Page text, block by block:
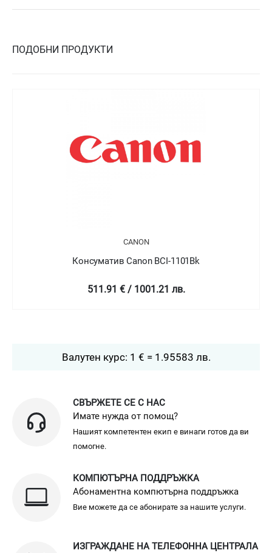
ПОДОБНИ ПРОДУКТИ
CANON
Консуматив Canon BCI-1101Bk
511.91 € / 1001.21 лв.
Валутен курс: 1 € = 1.95583 лв.
СВЪРЖЕТЕ СЕ С НАС
Имате нужда от помощ?
Нашият компетентен екип е винаги готов да ви
помогне.
КОМПЮТЪРНА ПОДДРЪЖКА
Абонаментна компютърна поддръжка
Вие можете да се абонирате за нашите услуги.
ИЗГРАЖДАНЕ НА ТЕЛЕФОННА ЦЕНТРАЛА